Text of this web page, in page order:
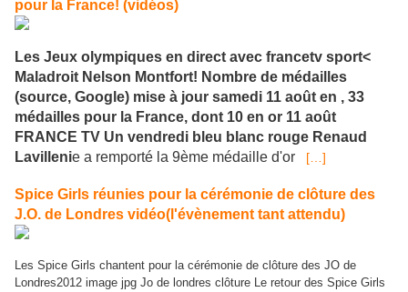
pour la France! (vidéos)
Les Jeux olympiques en direct avec francetv sport<
Maladroit Nelson Montfort! Nombre de médailles
(source, Google) mise à jour samedi 11 août en , 33
médailles pour la France, dont 10 en or 11 août
FRANCE TV Un vendredi bleu blanc rouge Renaud
Lavillenie a remporté la 9ème médaille d'or […]
Spice Girls réunies pour la cérémonie de clôture des
J.O. de Londres vidéo(l'évènement tant attendu)
Les Spice Girls chantent pour la cérémonie de clôture des JO de
Londres2012 image jpg Jo de londres clôture Le retour des Spice Girls